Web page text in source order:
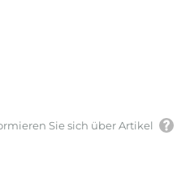
Sie sich über Artikel